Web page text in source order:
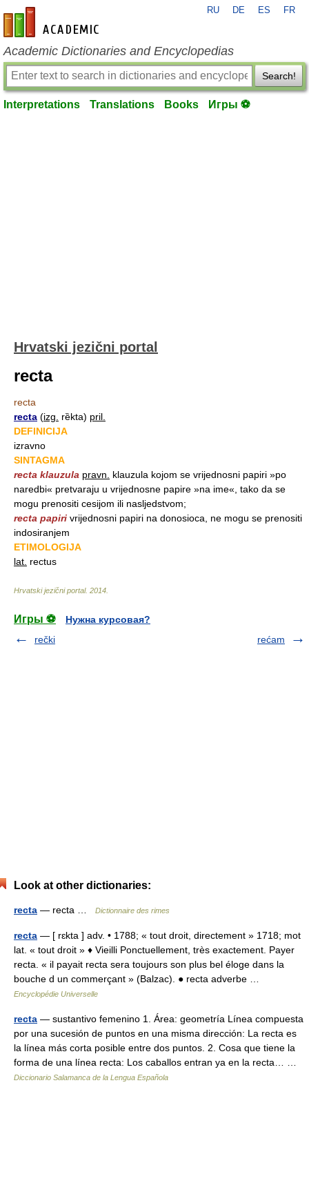
en-academic.com
RU DE ES FR
Academic Dictionaries and Encyclopedias
Search!
Interpretations Translations Books Игры ⚽
Hrvatski jezični portal
recta
recta
recta (izg. rȅkta) pril.
DEFINICIJA
izravno
SINTAGMA
recta klauzula pravn.
klauzula kojom se vrijednosni papiri »po
naredbi« pretvaraju u vrijednosne papire »na ime«, tako da se
mogu prenositi cesijom ili nasljedstvom;
recta papiri vrijednosni papiri na donosioca, ne mogu se prenositi
indosiranjem
ETIMOLOGIJA
lat. rectus
Hrvatski jezični portal. 2014
Игры ⚽
Нужна курсовая?
rečki
rećam
Look at other dictionaries:
recta — recta … Dictionnaire des rimes
recta — [ rɛkta ] adv. • 1788; « tout droit, directement » 1718; mot
lat. « tout droit » ♦ Vieilli Ponctuellement, très exactement. Payer
recta. « il payait recta sera toujours son plus bel éloge dans la
bouche d un commerçant » (Balzac). ● recta adverbe …
Encyclopédie Universelle
recta — sustantivo femenino 1. Área: geometría Línea compuesta
por una sucesión de puntos en una misma dirección: La recta es
la línea más corta posible entre dos puntos. 2. Cosa que tiene la
forma de una línea recta: Los caballos entran ya en la recta… …
Diccionario Salamanca de la Lengua Española